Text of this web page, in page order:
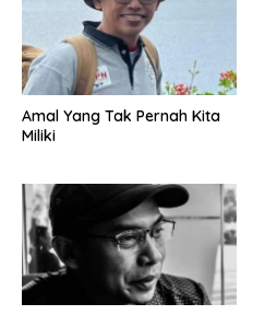
Amal Yang Tak Pernah Kita
Miliki